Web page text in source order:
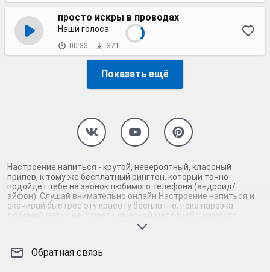
просто искры в проводах
Наши голоса
00:33 371
Показать ещё
Настроение напиться - крутой, невероятный, классный
припев, к тому же бесплатный рингтон, который точно
подойдет тебе на звонок любимого телефона (андроид/
айфон). Слушай внимательно онлайн Настроение напиться и
скачивай быстрее эту красоту бесплатно, пока нарезка
любимой песни не играет шикарной мелодией у каждого
второго на звонке. Будь первым, кто скачает бесплатно сей
можешь найти и скачать другую нарезку mp3 песни на звонок
Обратная связь